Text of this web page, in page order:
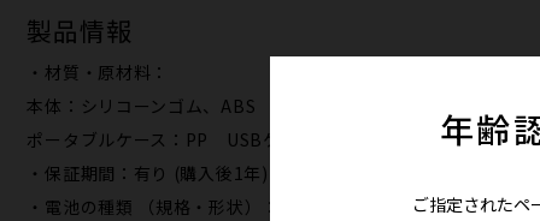
製品情報
・材質・原材料：
本体：シリコーンゴム、ABS
ポータブルケース：PP USBケーブル：PVC
・保証期間：有り (購入後1年)
・電池の種類 （規格・形状）：リチウムイオンポリマー電池
年齢
ご指定されたペ